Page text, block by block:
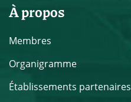
À propos
Membres
Organigramme
Établissements partenaires